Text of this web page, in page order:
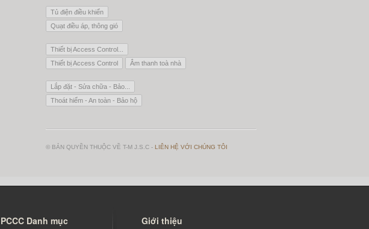
Tủ điện điều khiển
Quạt điều áp, thông gió
Thiết bị Access Control...
Thiết bị Access Control
Âm thanh toà nhà
Lắp đặt - Sửa chữa - Bảo...
Thoát hiểm - An toàn - Bảo hộ
© BẢN QUYỀN THUỘC VỀ T-M J.S.C - LIÊN HỆ VỚI CHÚNG TÔI
PCCC Danh mục Giới thiệu